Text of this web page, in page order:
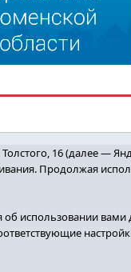
тел.: 8(34550)2-27-
связи,
16 (далее —
Продолжая
использовании вами